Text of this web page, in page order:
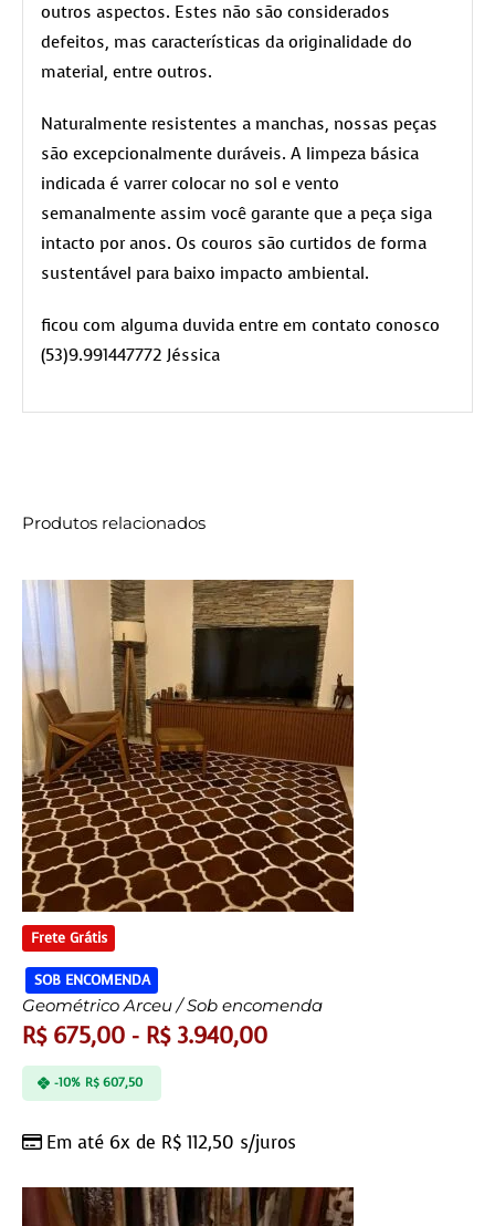
outros aspectos. Estes não são considerados
defeitos, mas características da originalidade do
material, entre outros.
Naturalmente resistentes a manchas, nossas peças
são excepcionalmente duráveis. A limpeza básica
indicada é varrer colocar no sol e vento
semanalmente assim você garante que a peça siga
intacto por anos. Os couros são curtidos de forma
sustentável para baixo impacto ambiental.
ficou com alguma duvida entre em contato conosco
(53)9.991447772 Jéssica
Produtos relacionados
Frete Grátis
SOB ENCOMENDA
Geométrico Arceu / Sob encomenda
R$675,00 - R$3.940,00
Em até 6x de R$ 112,50 s/juros
-10% R$607,50